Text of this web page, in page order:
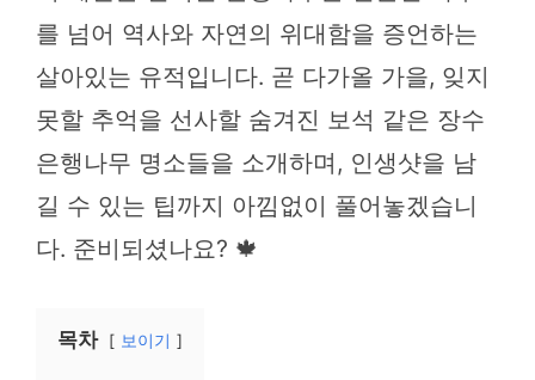
를 넘어 역사와 자연의 위대함을 증언하는
살아있는 유적입니다. 곧 다가올 가을, 잊지
못할 추억을 선사할 숨겨진 보석 같은 장수
은행나무 명소들을 소개하며, 인생샷을 남
길 수 있는 팁까지 아낌없이 풀어놓겠습니
다. 준비되셨나요? 🍁
목차 보이기